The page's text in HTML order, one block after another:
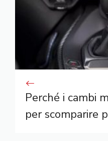
Perché i cambi
per scomparire